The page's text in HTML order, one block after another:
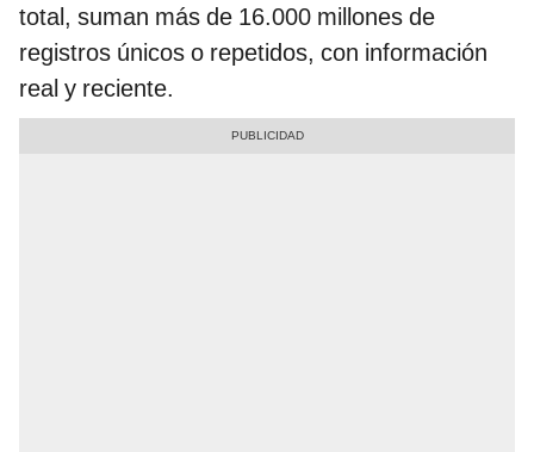
total, suman más de 16.000 millones de
registros únicos o repetidos, con información
real y reciente.